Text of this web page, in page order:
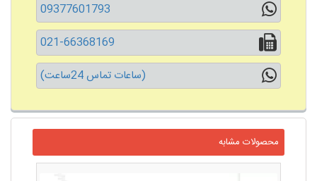
09377601793
021-66368169
(ساعات تماس 24ساعت)
محصولات مشابه